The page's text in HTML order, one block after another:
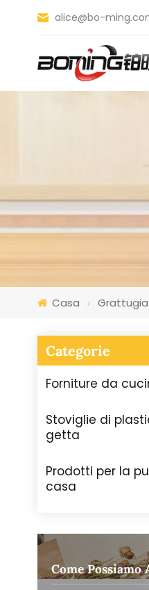
alice@bo-
Casa Grattugia
Categorie
Forniture da
Stoviglie di
getta
Prodotti per la
casa
Come